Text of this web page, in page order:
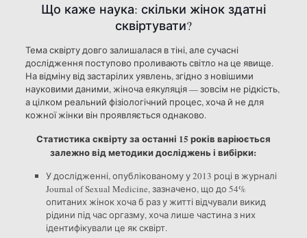
Що каже наука: скільки жінок здатні
сквіртувати?
Тема сквірту довго залишалася в тіні, але сучасні
дослідження поступово проливають світло на це явище.
На відміну від застарілих уявлень, згідно з новішими
науковими даними, жіноча еякуляція — зовсім не рідкість,
а цілком реальний фізіологічний процес, хоча й не для
кожної жінки він проявляється однаково.
Статистика сквірту за останні 15 років варіюється
залежно від методики досліджень і вибірки:
У дослідженні, опублікованому у 2013 році в журналі
Journal of Sexual Medicine, зазначено, що до 54%
опитаних жінок хоча б раз у житті відчували викид
рідини під час оргазму, хоча лише частина з них
ідентифікували це як сквірт.